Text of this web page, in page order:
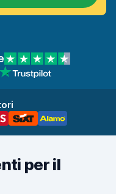
per il